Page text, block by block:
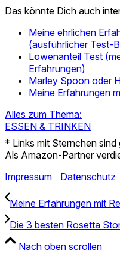
Das könnte Dich auch
Meine ehrlichen
(ausführlicher Test-
Löwenanteil Test
Erfahrungen)
Marley Spoon oder
Meine Erfahrungen
Alles zum Thema:
ESSEN & TRINKEN
* Links mit Sternchen
Als Amazon-Partner
Impressum
Datenschutz
Meine Erfahrungen mit
Die 3 besten Rosetta
Nach oben scrollen